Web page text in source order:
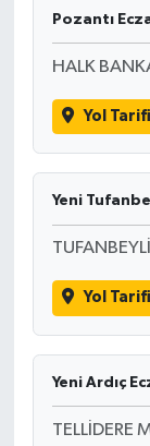
Pozantı
HALK
Yol Tarifi
Yeni
Yol Tarifi
Yeni Ardıç
TELLİDERE